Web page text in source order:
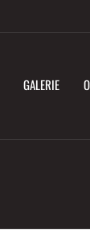
GALERIE